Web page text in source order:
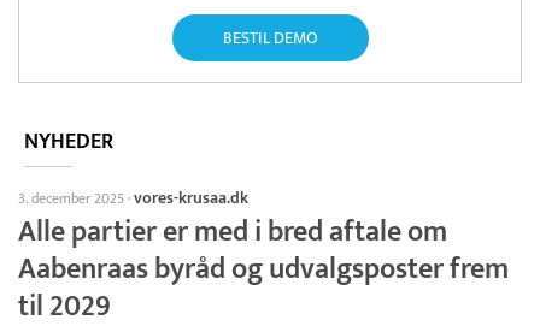
BESTIL DEMO
NYHEDER
3. december 2025·vores-krusaa.dk
Alle partier er med i bred aftale om
Aabenraas byråd og udvalgsposter frem
til 2029